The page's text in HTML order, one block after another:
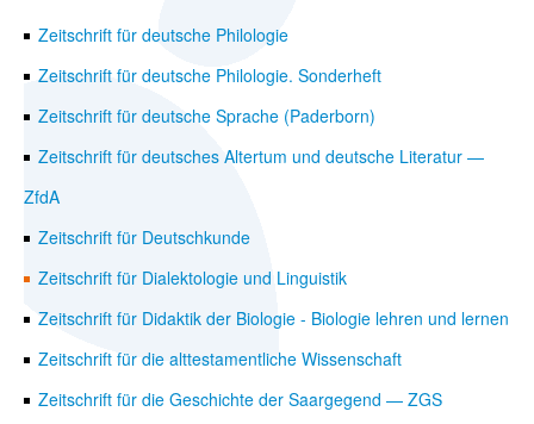
Zeitschrift für deutsche Philologie
Zeitschrift für deutsche Philologie. Sonderheft
Zeitschrift für deutsche Sprache (Paderborn)
Zeitschrift für deutsches Altertum und deutsche Literatur —
ZfdA
Zeitschrift für Deutschkunde
Zeitschrift für Dialektologie und Linguistik
Zeitschrift für Didaktik der Biologie - Biologie lehren und lernen
Zeitschrift für die alttestamentliche Wissenschaft
Zeitschrift für die Geschichte der Saargegend — ZGS